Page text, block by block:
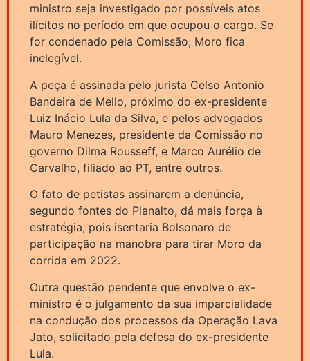
ministro seja investigado por possíveis atos
ilícitos no período em que ocupou o cargo. Se
for condenado pela Comissão, Moro fica
inelegível.
A peça é assinada pelo jurista Celso Antonio
Bandeira de Mello, próximo do ex-presidente
Luiz Inácio Lula da Silva, e pelos advogados
Mauro Menezes, presidente da Comissão no
governo Dilma Rousseff, e Marco Aurélio de
Carvalho, filiado ao PT, entre outros.
O fato de petistas assinarem a denúncia,
segundo fontes do Planalto, dá mais força à
estratégia, pois isentaria Bolsonaro de
participação na manobra para tirar Moro da
corrida em 2022.
Outra questão pendente que envolve o ex-
ministro é o julgamento da sua imparcialidade
na condução dos processos da Operação Lava
Jato, solicitado pela defesa do ex-presidente
Lula.